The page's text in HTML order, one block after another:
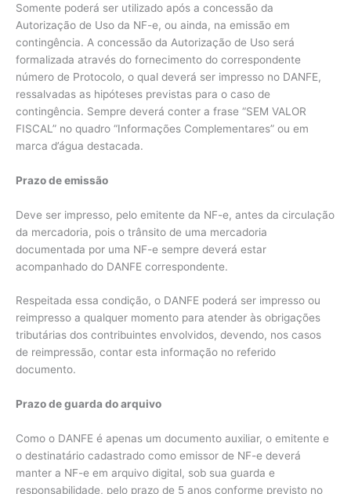
Somente poderá ser utilizado após a concessão da
Autorização de Uso da NF-e, ou ainda, na emissão em
contingência. A concessão da Autorização de Uso será
formalizada através do fornecimento do correspondente
número de Protocolo, o qual deverá ser impresso no DANFE,
ressalvadas as hipóteses previstas para o caso de
contingência. Sempre deverá conter a frase “SEM VALOR
FISCAL” no quadro “Informações Complementares” ou em
marca d’água destacada.
Prazo de emissão
Deve ser impresso, pelo emitente da NF-e, antes da circulação
da mercadoria, pois o trânsito de uma mercadoria
documentada por uma NF-e sempre deverá estar
acompanhado do DANFE correspondente.
Respeitada essa condição, o DANFE poderá ser impresso ou
reimpresso a qualquer momento para atender às obrigações
tributárias dos contribuintes envolvidos, devendo, nos casos
de reimpressão, contar esta informação no referido
documento.
Prazo de guarda do arquivo
Como o DANFE é apenas um documento auxiliar, o emitente e
o destinatário cadastrado como emissor de NF-e deverá
manter a NF-e em arquivo digital, sob sua guarda e
responsabilidade, pelo prazo de 5 anos conforme previsto no